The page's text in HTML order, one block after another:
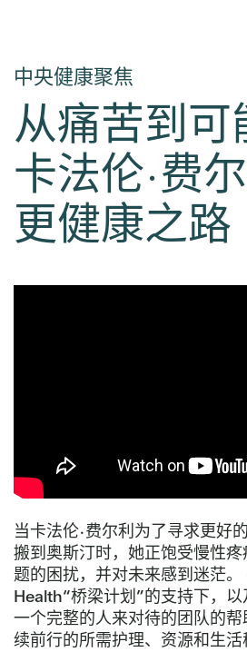
中央健康聚焦
从痛苦到可
卡法伦·费
更健康之路
当卡法伦·费尔利为了寻求更好
搬到奥斯汀时，她正饱受慢性
题的困扰，并对未来感到迷茫
Health“桥梁计划”的支持下，
一个完整的人来对待的团队的
续前行的所需护理、资源和生